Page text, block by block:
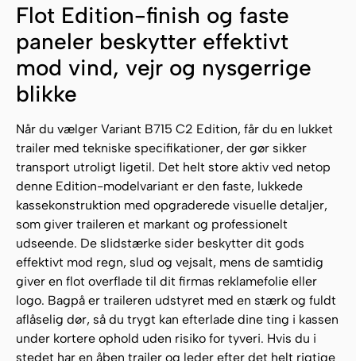
Flot Edition-finish og faste
paneler beskytter effektivt
mod vind, vejr og nysgerrige
blikke
Når du vælger Variant B715 C2 Edition, får du en lukket
trailer med tekniske specifikationer, der gør sikker
transport utroligt ligetil. Det helt store aktiv ved netop
denne Edition-modelvariant er den faste, lukkede
kassekonstruktion med opgraderede visuelle detaljer,
som giver traileren et markant og professionelt
udseende. De slidstærke sider beskytter dit gods
effektivt mod regn, slud og vejsalt, mens de samtidig
giver en flot overflade til dit firmas reklamefolie eller
logo. Bagpå er traileren udstyret med en stærk og fuldt
aflåselig dør, så du trygt kan efterlade dine ting i kassen
under kortere ophold uden risiko for tyveri. Hvis du i
stedet har en åben trailer og leder efter det helt rigtige